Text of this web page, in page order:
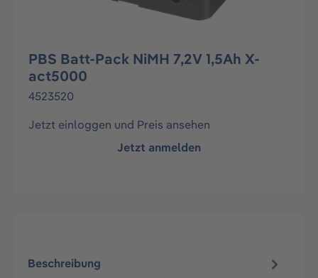
PBS Batt-Pack NiMH 7,2V 1,5Ah X-
act5000
4523520
Jetzt einloggen und Preis ansehen
Jetzt anmelden
Beschreibung